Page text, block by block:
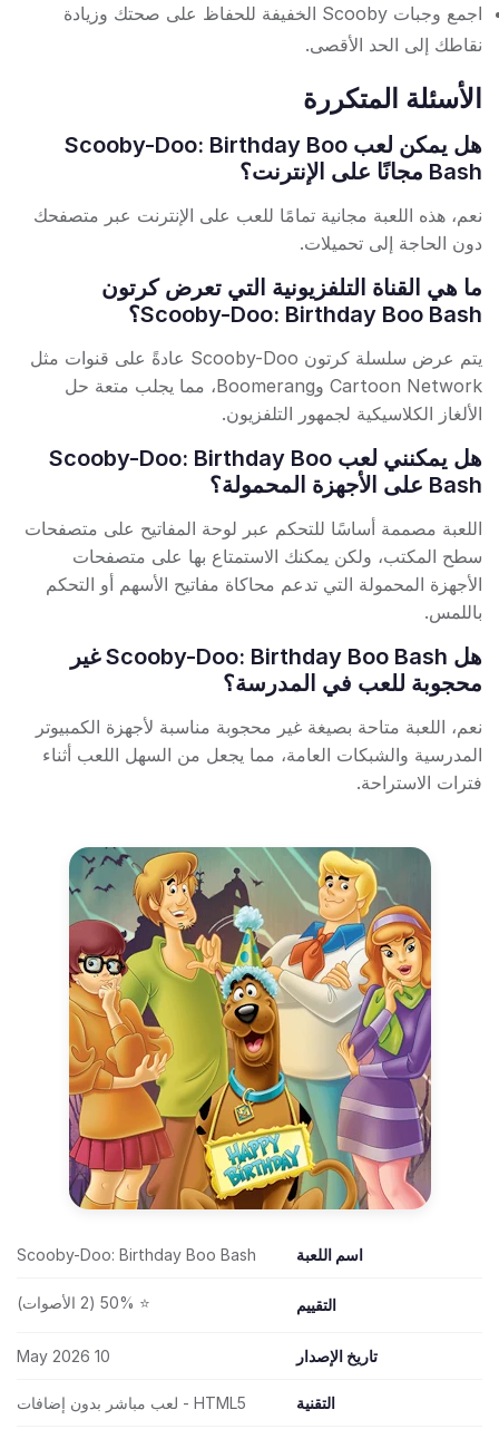
اجمع وجبات Scooby الخفيفة للحفاظ على صحتك وزيادة
نقاطك إلى الحد الأقصى.
الأسئلة المتكررة
هل يمكن لعب Scooby-Doo: Birthday Boo
Bash مجانًا على الإنترنت؟
نعم، هذه اللعبة مجانية تمامًا للعب على الإنترنت عبر متصفحك
دون الحاجة إلى تحميلات.
ما هي القناة التلفزيونية التي تعرض كرتون
Scooby-Doo: Birthday Boo Bash؟
يتم عرض سلسلة كرتون Scooby-Doo عادةً على قنوات مثل
Cartoon Network وBoomerang، مما يجلب متعة حل
الألغاز الكلاسيكية لجمهور التلفزيون.
هل يمكنني لعب Scooby-Doo: Birthday Boo
Bash على الأجهزة المحمولة؟
اللعبة مصممة أساسًا للتحكم عبر لوحة المفاتيح على متصفحات
سطح المكتب، ولكن يمكنك الاستمتاع بها على متصفحات
الأجهزة المحمولة التي تدعم محاكاة مفاتيح الأسهم أو التحكم
باللمس.
هل Scooby-Doo: Birthday Boo Bash غير
محجوبة للعب في المدرسة؟
نعم، اللعبة متاحة بصيغة غير محجوبة مناسبة لأجهزة الكمبيوتر
المدرسية والشبكات العامة، مما يجعل من السهل اللعب أثناء
فترات الاستراحة.
اسم اللعبة Scooby-Doo: Birthday Boo Bash
التقييم ⭐ 50% (2 الأصوات)
تاريخ الإصدار 10 May 2026
التقنية HTML5 - لعب مباشر بدون إضافات